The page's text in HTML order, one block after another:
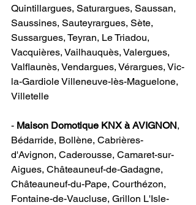
Quintillargues, Saturargues, Saussan,
Saussines, Sauteyrargues, Sète,
Sussargues, Teyran, Le Triadou,
Vacquières, Vailhauquès, Valergues,
Valflaunès, Vendargues, Vérargues, Vic-
la-Gardiole Villeneuve-lès-Maguelone,
Villetelle
- Maison Domotique KNX à AVIGNON​,
Bédarride, Bollène, Cabrières-
d'Avignon, Caderousse, Camaret-sur-
Aigues, Châteauneuf-de-Gadagne,
Châteauneuf-du-Pape, Courthézon,
Fontaine-de-Vaucluse, Grillon L'Isle-